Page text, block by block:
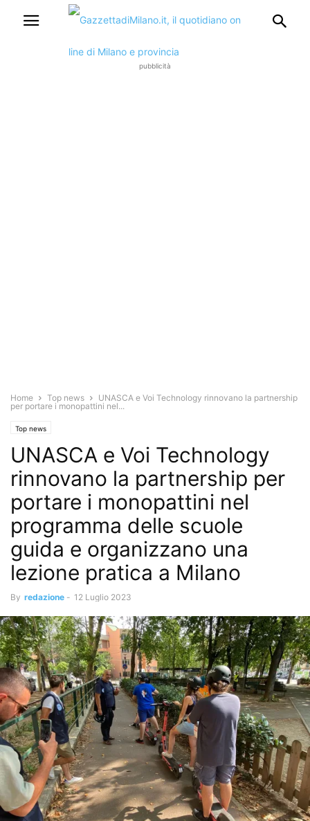
pubblicità
Home Top news
UNASCA e Voi Technology rinnovano la partnership
per portare i monopattini nel...
Top news
UNASCA e Voi Technology
rinnovano la partnership per
portare i monopattini nel
programma delle scuole
guida e organizzano una
lezione pratica a Milano
By redazione - 12 Luglio 2023